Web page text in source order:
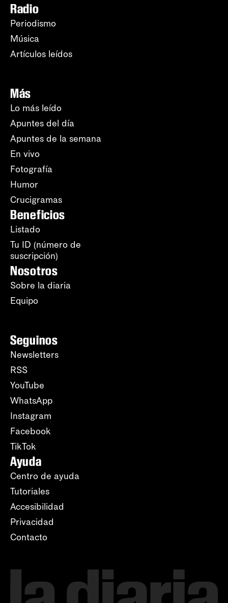
Radio
Periodismo
Música
Artículos leídos
Más
Lo más leído
Apuntes del día
Apuntes de la semana
En vivo
Fotografía
Humor
Crucigramas
Beneficios
Listado
Tu ID (número de
suscripción)
Nosotros
Sobre la diaria
Equipo
Seguinos
Newsletters
RSS
YouTube
WhatsApp
Instagram
Facebook
TikTok
Ayuda
Centro de ayuda
Tutoriales
Accesibilidad
Privacidad
Contacto